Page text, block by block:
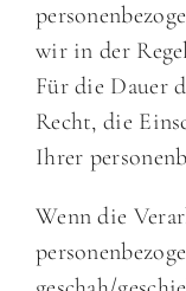
wir in der
Für die Dauer
Recht, die
Ihrer
Wenn die